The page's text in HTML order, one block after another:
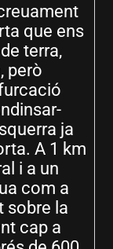
que ens
terra,
però
ja
A 1 km
i a un
com a
sobre la
cap a